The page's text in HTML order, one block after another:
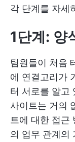
각 단계를 자세
1단계: 양
팀원들이 처음
에 연결고리가
터 서로를 알고
사이트는 거의
트에 대한 접근
의 업무 관계의